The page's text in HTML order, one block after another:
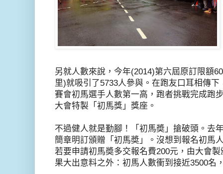
另就人數來說，今年(2014)第六屆原訂限額
里)就吸引了5733人參與。在跑友口耳相傳
賽會初馬選手人數第一高，跑者挑戰完成跑
大會特製「初馬獎」獎座。
不過健人就是勤腳！「初馬奬」搶破頭。去
簡章明訂頒贈「初馬奬」。沒想到報名初馬
若要申請初馬奬多交報名費200元，由大會
果大出意料之外：初馬人數衝到接近3500名